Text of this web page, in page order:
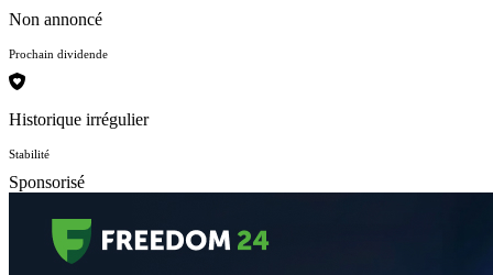
Non annoncé
Prochain dividende
Historique irrégulier
Stabilité
Sponsorisé